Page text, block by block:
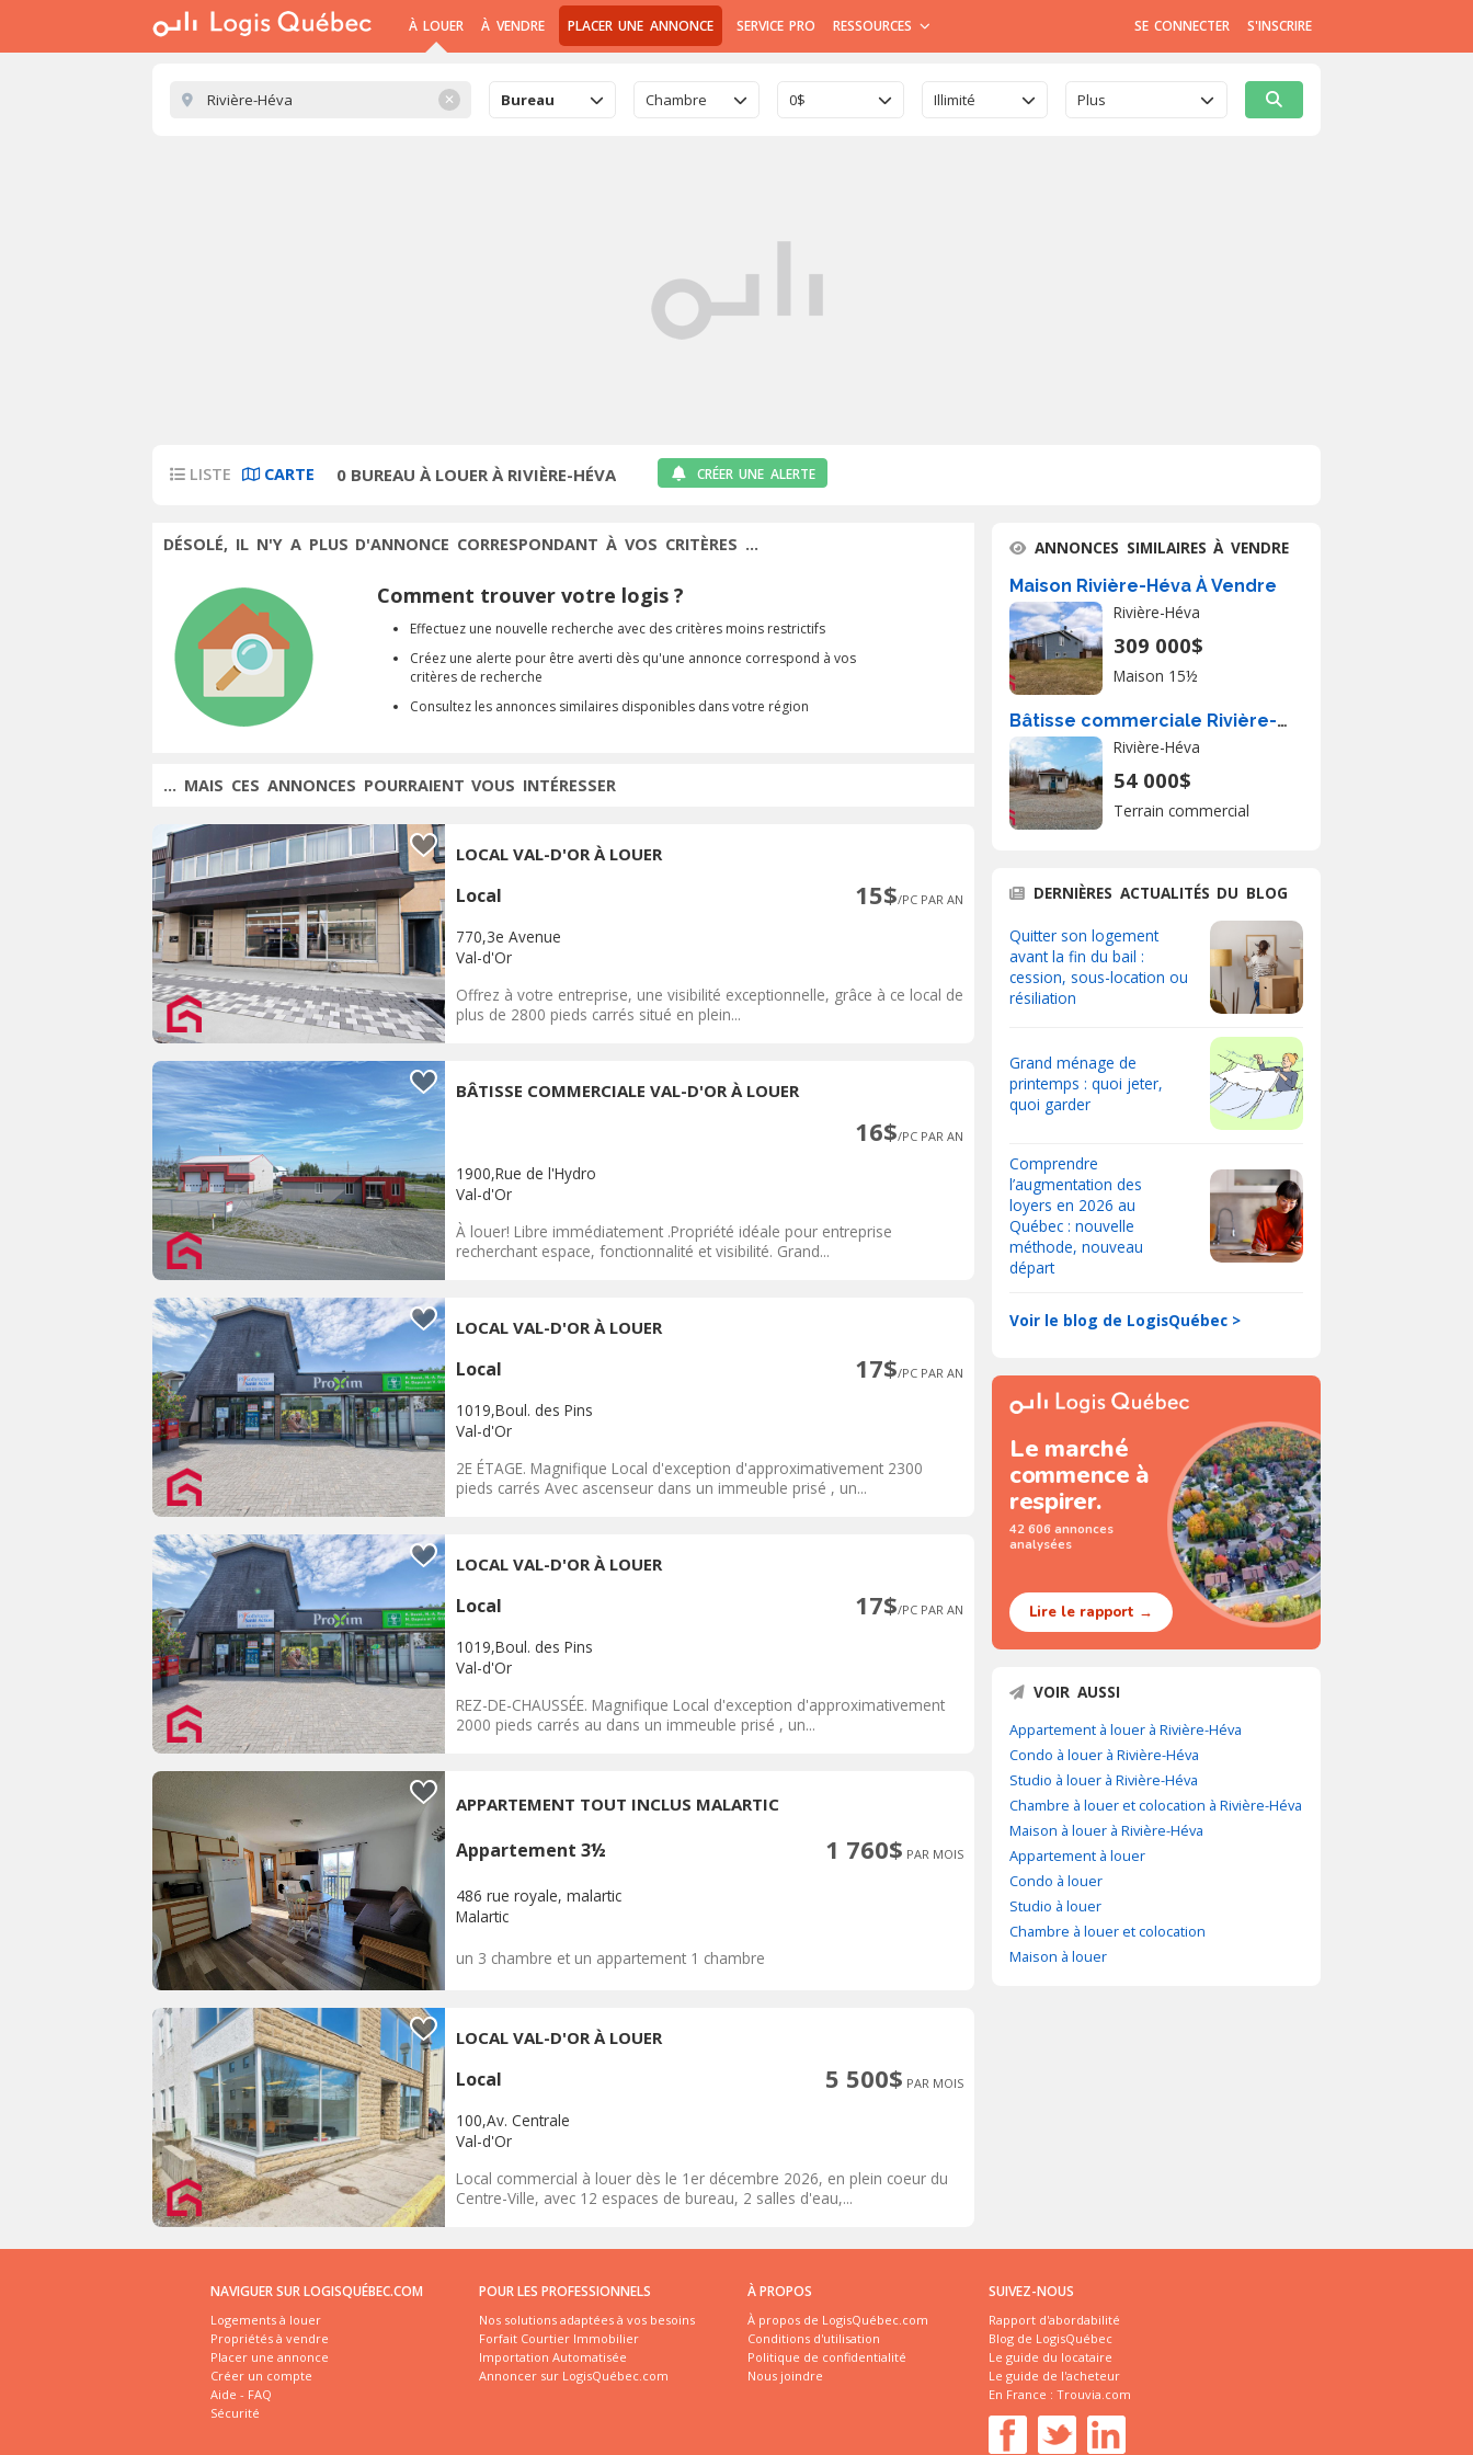
À LOUER À VENDRE PLACER UNE ANNONCE SERVICE PRO RESSOURCES SE CONNECTER S'INSCRIRE
✕ Bureau Chambre 0$ Illimité Plus
LISTE CARTE 0 BUREAU À LOUER À RIVIÈRE-HÉVA CRÉER UNE ALERTE
DÉSOLÉ, IL N'Y A PLUS D'ANNONCE CORRESPONDANT À VOS CRITÈRES ...
Comment trouver votre logis ?
Effectuez une nouvelle recherche avec des critères moins restrictifs
Créez une alerte pour être averti dès qu'une annonce correspond à vos
critères de recherche
Consultez les annonces similaires disponibles dans votre région
... MAIS CES ANNONCES POURRAIENT VOUS INTÉRESSER
LOCAL VAL-D'OR À LOUER
Local 15$/PC PAR AN
770,3e Avenue
Val-d'Or
Offrez à votre entreprise, une visibilité exceptionnelle, grâce à ce local de
plus de 2800 pieds carrés situé en plein...
BÂTISSE COMMERCIALE VAL-D'OR À LOUER
16$/PC PAR AN
1900,Rue de l'Hydro
Val-d'Or
À louer! Libre immédiatement .Propriété idéale pour entreprise
recherchant espace, fonctionnalité et visibilité. Grand...
LOCAL VAL-D'OR À LOUER
Local 17$/PC PAR AN
1019,Boul. des Pins
Val-d'Or
2E ÉTAGE. Magnifique Local d'exception d'approximativement 2300
pieds carrés Avec ascenseur dans un immeuble prisé , un...
LOCAL VAL-D'OR À LOUER
Local 17$/PC PAR AN
1019,Boul. des Pins
Val-d'Or
REZ-DE-CHAUSSÉE. Magnifique Local d'exception d'approximativement
2000 pieds carrés au dans un immeuble prisé , un...
APPARTEMENT TOUT INCLUS MALARTIC
Appartement 3½ 1 760$ PAR MOIS
486 rue royale, malartic
Malartic
un 3 chambre et un appartement 1 chambre
LOCAL VAL-D'OR À LOUER
Local 5 500$ PAR MOIS
100,Av. Centrale
Val-d'Or
Local commercial à louer dès le 1er décembre 2026, en plein coeur du
Centre-Ville, avec 12 espaces de bureau, 2 salles d'eau,...
ANNONCES SIMILAIRES À VENDRE
Maison Rivière-Héva À Vendre
Rivière-Héva
309 000$
Maison 15½
Bâtisse commerciale Rivière-Héva À Vendre
Rivière-Héva
54 000$
Terrain commercial
DERNIÈRES ACTUALITÉS DU BLOG
Quitter son logement
avant la fin du bail :
cession, sous-location ou
résiliation
Grand ménage de
printemps : quoi jeter,
quoi garder
Comprendre
l’augmentation des
loyers en 2026 au
Québec : nouvelle
méthode, nouveau
départ
Voir le blog de LogisQuébec >
Le marché
commence à
respirer.
42 606 annonces
analysées
Lire le rapport →
VOIR AUSSI
Appartement à louer à Rivière-Héva
Condo à louer à Rivière-Héva
Studio à louer à Rivière-Héva
Chambre à louer et colocation à Rivière-Héva
Maison à louer à Rivière-Héva
Appartement à louer
Condo à louer
Studio à louer
Chambre à louer et colocation
Maison à louer
NAVIGUER SUR LOGISQUÉBEC.COM
Logements à louer
Propriétés à vendre
Placer une annonce
Créer un compte
Aide - FAQ
Sécurité
POUR LES PROFESSIONNELS
Nos solutions adaptées à vos besoins
Forfait Courtier Immobilier
Importation Automatisée
Annoncer sur LogisQuébec.com
À PROPOS
À propos de LogisQuébec.com
Conditions d'utilisation
Politique de confidentialité
Nous joindre
SUIVEZ-NOUS
Rapport d'abordabilité
Blog de LogisQuébec
Le guide du locataire
Le guide de l'acheteur
En France : Trouvia.com